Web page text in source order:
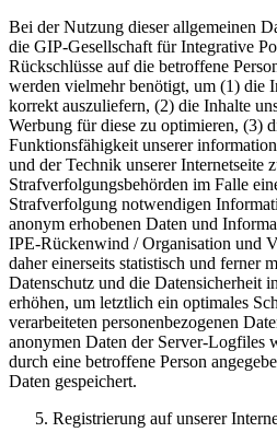
Bei der Nutzung dieser allgemeinen
die GIP-Gesellschaft für Integrative
Rückschlüsse auf die betroffene
werden vielmehr benötigt, um (1) die
korrekt auszuliefern, (2) die Inhalte
Werbung für diese zu optimieren, (3)
Funktionsfähigkeit unserer
und der Technik unserer Internetseite
Strafverfolgungsbehörden im Falle
Strafverfolgung notwendigen
anonym erhobenen Daten und
IPE-Rückenwind / Organisation und
daher einerseits statistisch und ferner
Datenschutz und die Datensicherheit
erhöhen, um letztlich ein optimales
verarbeiteten personenbezogenen
anonymen Daten der Server-Logfiles
durch eine betroffene Person
Daten gespeichert.
Registrierung auf unserer